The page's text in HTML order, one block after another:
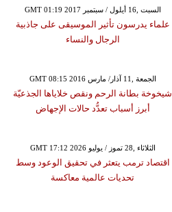
GMT 01:19 2017 السبت ,16 أيلول / سبتمبر
علماء يدرسون تأثير الموسيقى على جاذبية
الرجال والنساء
GMT 08:15 2016 الجمعة ,11 آذار/ مارس
شيخوخة بطانة الرحم ونقص خلاياها الجذعيّة
أبرز أسباب تعدُّد حالات الإجهاض
GMT 17:12 2026 الثلاثاء ,28 تموز / يوليو
اقتصاد ترمب يتعثر في تحقيق الوعود وسط
تحديات عالمية معاكسة